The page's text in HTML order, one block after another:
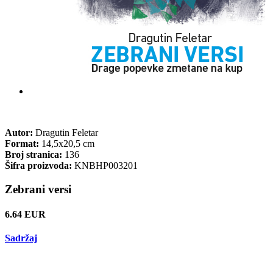
Autor: Dragutin Feletar
Format: 14,5x20,5 cm
Broj stranica: 136
Šifra proizvoda: KNBHP003201
Zebrani versi
6.64 EUR
Sadržaj